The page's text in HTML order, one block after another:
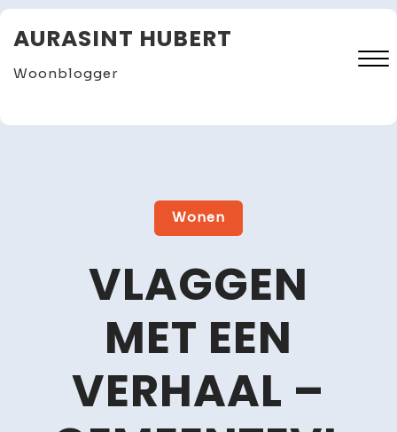
Skip
AURASINT HUBERT
Woonblogger
Close
Wonen
VLAGGEN
MET EEN
VERHAAL –